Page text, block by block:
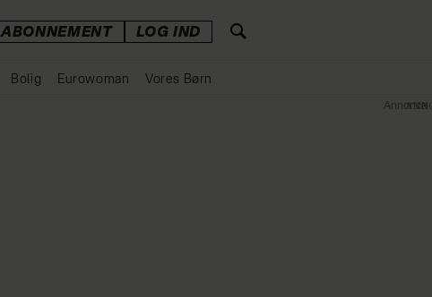
ABONNEMENT LOG IND
Bolig Eurowoman Vores Børn
Annonce